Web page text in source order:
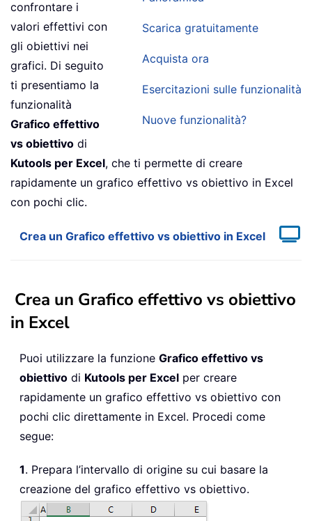
Scarica gratuitamente
Acquista ora
Esercitazioni sulle funzionalità
Nuove funzionalità?
confrontare i
valori effettivi con
gli obiettivi nei
grafici. Di seguito
ti presentiamo la
funzionalità
Grafico effettivo
vs obiettivo di
Kutools per Excel, che ti permette di creare
rapidamente un grafico effettivo vs obiettivo in Excel
con pochi clic.
Crea un Grafico effettivo vs obiettivo in Excel
Crea un Grafico effettivo vs obiettivo
in Excel
Puoi utilizzare la funzione Grafico effettivo vs
obiettivo di Kutools per Excel per creare
rapidamente un grafico effettivo vs obiettivo con
pochi clic direttamente in Excel. Procedi come
segue:
1. Prepara l’intervallo di origine su cui basare la
creazione del grafico effettivo vs obiettivo.